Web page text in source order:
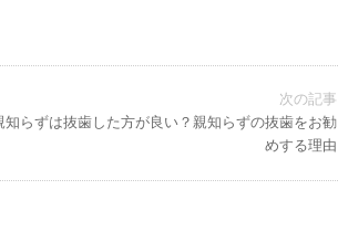
次の記事
知らずは抜歯した方が良い？親知らずの抜歯をお勧
めする理由